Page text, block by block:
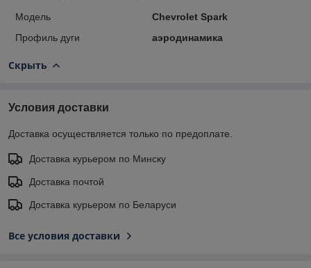
Модель
Chevrolet Spark
Профиль дуги
аэродинамика
Скрыть
Условия доставки
Доставка осуществляется только по предоплате.
Доставка курьером по Минску
Доставка почтой
Доставка курьером по Беларуси
Все условия доставки